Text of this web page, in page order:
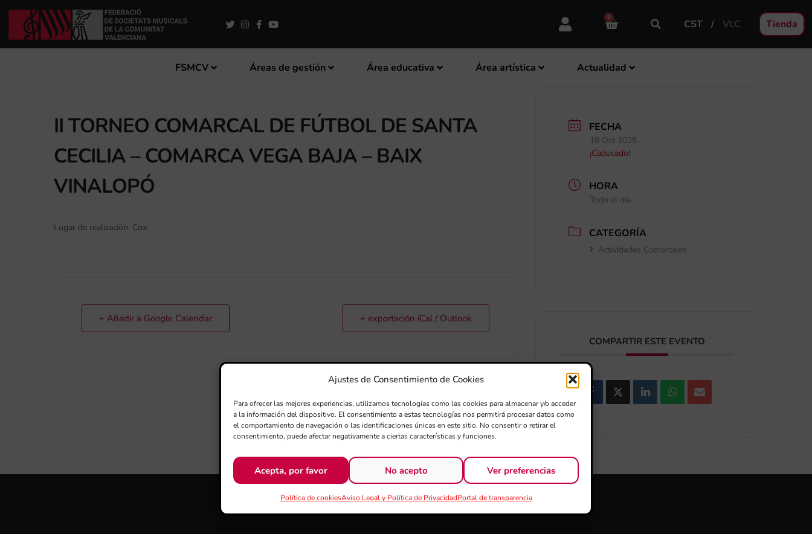
Ajustes de Consentimiento de Cookies
Para ofrecer las mejores experiencias, utilizamos tecnologías como las cookies para almacenar y/o acceder
a la información del dispositivo. El consentimiento a estas tecnologías nos permitirá procesar datos como
el comportamiento de navegación o las identificaciones únicas en este sitio. No consentir o retirar el
consentimiento, puede afectar negativamente a ciertas características y funciones.
Acepta, por favor No acepto Ver preferencias
Política de cookiesAviso Legal y Política de PrivacidadPortal de transparencia
0
CST VLC Tienda
FSMCV Áreas de gestión Área educativa Área artística Actualidad
II TORNEO COMARCAL DE FÚTBOL DE SANTA
CECILIA – COMARCA VEGA BAJA – BAIX
VINALOPÓ
Lugar de realización: Cox.
+ Añadir a Google Calendar + exportación iCal / Outlook
FECHA
18 Oct 2025
¡Caducado!
HORA
Todo el día
CATEGORÍA
Actividades Comarcales
COMPARTIR ESTE EVENTO